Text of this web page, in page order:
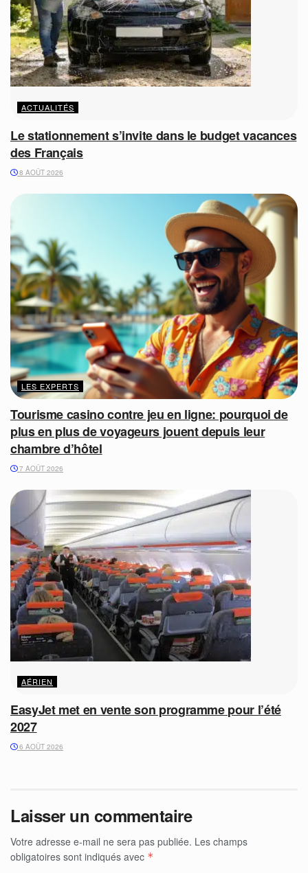
ACTUALITÉS
Le stationnement s’invite dans le budget vacances
des Français
8 AOÛT 2026
LES EXPERTS
Tourisme casino contre jeu en ligne: pourquoi de
plus en plus de voyageurs jouent depuis leur
chambre d’hôtel
7 AOÛT 2026
AÉRIEN
EasyJet met en vente son programme pour l’été
2027
6 AOÛT 2026
Laisser un commentaire
Votre adresse e-mail ne sera pas publiée. Les champs
obligatoires sont indiqués avec *